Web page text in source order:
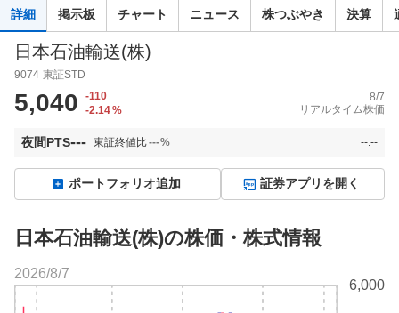
せ
詳細 掲示板 チャート ニュース 株つぶやき 決算
日本石油輸送(株)
9074 東証STD
5,040
-110
-2.14%
8/7
リアルタイム株価
夜間PTS--- 東証終値比---% --:--
ポートフォリオ追加 証券アプリを開く
日本石油輸送(株)の株価・株式情報
6,000
2026/8/7